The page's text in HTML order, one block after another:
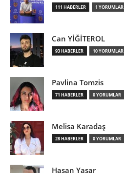
111 HABERLER 1 YORUMLAR
Can YİĞİTEROL
93 HABERLER 10 YORUMLAR
Pavlina Tomzis
71 HABERLER 0 YORUMLAR
Melisa Karadaş
28 HABERLER 0 YORUMLAR
Hasan Yaşar